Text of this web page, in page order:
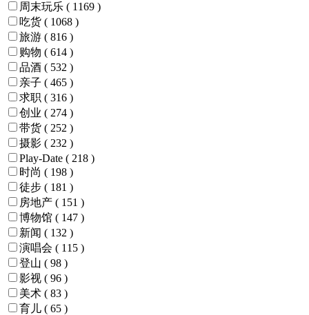
周末玩乐 ( 1169 )
吃货 ( 1068 )
旅游 ( 816 )
购物 ( 614 )
品酒 ( 532 )
亲子 ( 465 )
求职 ( 316 )
创业 ( 274 )
带货 ( 252 )
摄影 ( 232 )
Play-Date ( 218 )
时尚 ( 198 )
徒步 ( 181 )
房地产 ( 151 )
博物馆 ( 147 )
新闻 ( 132 )
演唱会 ( 115 )
登山 ( 98 )
影视 ( 96 )
美术 ( 83 )
育儿 ( 65 )